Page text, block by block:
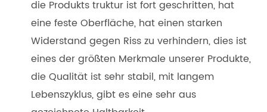
die Produkts truktur ist fort geschritten, hat
eine feste Oberfläche, hat einen starken
Widerstand gegen Riss zu verhindern, dies ist
eines der größten Merkmale unserer Produkte,
die Qualität ist sehr stabil, mit langem
Lebenszyklus, gibt es eine sehr aus